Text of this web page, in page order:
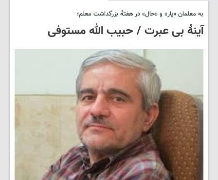
به معلمان «پار» و «حال» در هفتهٔ بزرگداشت معلم؛
آینهٔ بی عبرت / حبیب الله مستوفی